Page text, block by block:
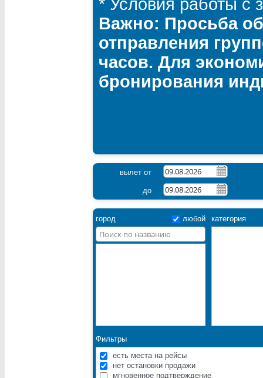
* Условия работы с
Важно: Просьба
отправления
часов. Для
бронирования
вылет от
до
город любой категория
Фильтры
есть места на рейсы
нет остановки продажи
мгновенное подтверждение